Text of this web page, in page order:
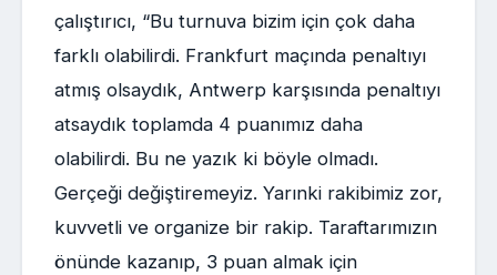
çalıştırıcı, “Bu turnuva bizim için çok daha
farklı olabilirdi. Frankfurt maçında penaltıyı
atmış olsaydık, Antwerp karşısında penaltıyı
atsaydık toplamda 4 puanımız daha
olabilirdi. Bu ne yazık ki böyle olmadı.
Gerçeği değiştiremeyiz. Yarınki rakibimiz zor,
kuvvetli ve organize bir rakip. Taraftarımızın
önünde kazanıp, 3 puan almak için